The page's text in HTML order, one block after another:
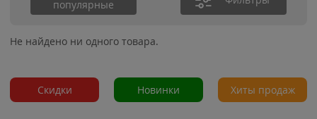
популярные
Не найдено ни одного товара.
Скидки Новинки Хиты продаж